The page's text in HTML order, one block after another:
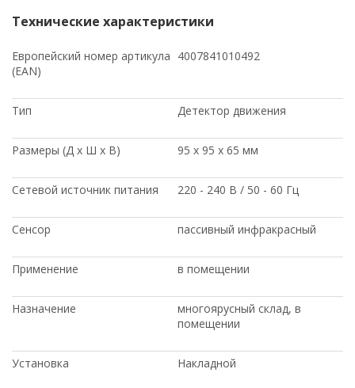
Технические характеристики
Европейский номер артикула
(EAN)
4007841010492
Тип Детектор движения
Размеры (Д х Ш х В) 95 х 95 х 65 мм
Сетевой источник питания 220 - 240 В / 50 - 60 Гц
Сенсор пассивный инфракрасный
Применение в помещении
Назначение
многоярусный склад, в
помещении
Установка Накладной